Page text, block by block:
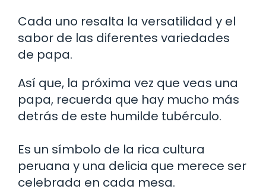
Cada uno resalta la versatilidad y el
sabor de las diferentes variedades
de papa.
Así que, la próxima vez que veas una
papa, recuerda que hay mucho más
detrás de este humilde tubérculo.
Es un símbolo de la rica cultura
peruana y una delicia que merece ser
celebrada en cada mesa.